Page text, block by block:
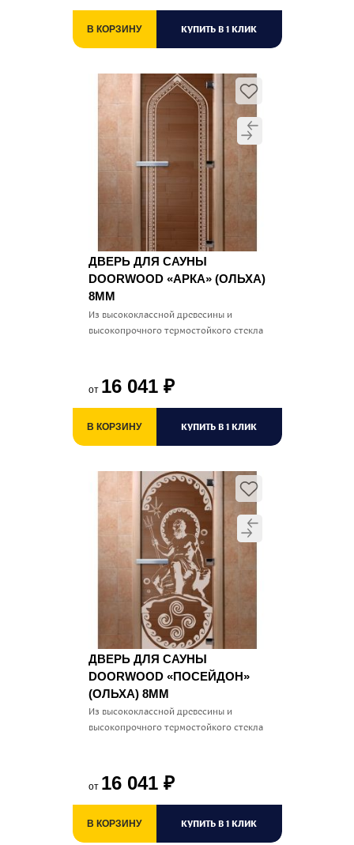
В КОРЗИНУ КУПИТЬ В 1 КЛИК
ДВЕРЬ ДЛЯ САУНЫ
DOORWOOD «АРКА» (ОЛЬХА)
8ММ
Из высококлассной древесины и
высокопрочного термостойкого стекла
от 16 041 ₽
В КОРЗИНУ КУПИТЬ В 1 КЛИК
ДВЕРЬ ДЛЯ САУНЫ
DOORWOOD «ПОСЕЙДОН»
(ОЛЬХА) 8ММ
Из высококлассной древесины и
высокопрочного термостойкого стекла
от 16 041 ₽
В КОРЗИНУ КУПИТЬ В 1 КЛИК